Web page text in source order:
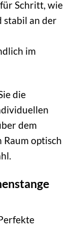
Schritt, wie
stabil an der
im
die
dem
Raum optisch